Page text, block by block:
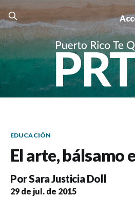
EDUCACIÓN
El arte, bálsamo
PorSara Justicia Doll
29 de jul. de 2015